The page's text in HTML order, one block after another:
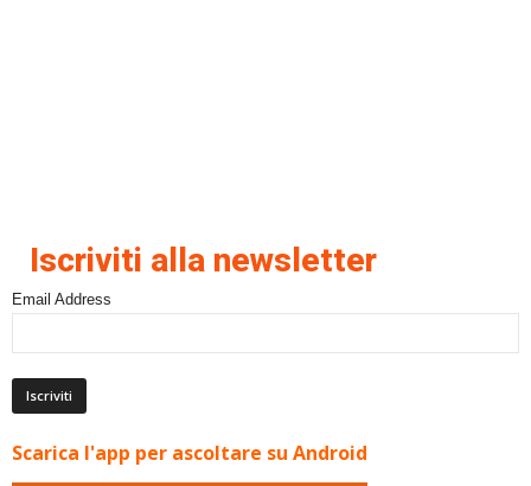
Iscriviti alla newsletter
Email Address
Scarica l'app per ascoltare su Android